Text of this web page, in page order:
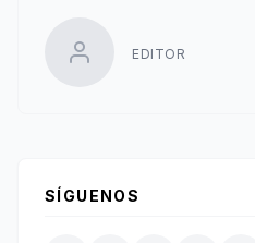
EDITOR
SÍGUENOS